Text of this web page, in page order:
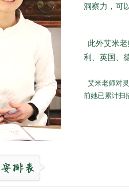
洞察力，可
此外艾米
利、英国、
艾米老师对
前她已累计扫